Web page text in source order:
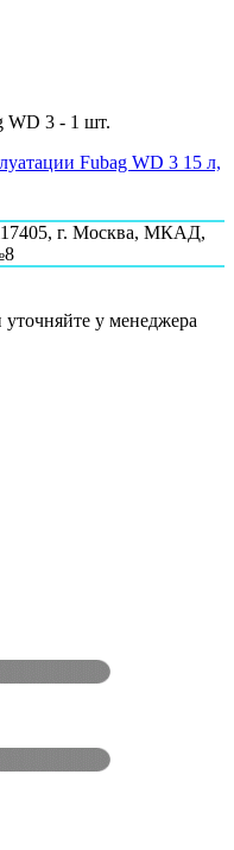
WD 3 - 1 шт.
Fubag WD 3 15 л,
г. Москва, МКАД,
у менеджера